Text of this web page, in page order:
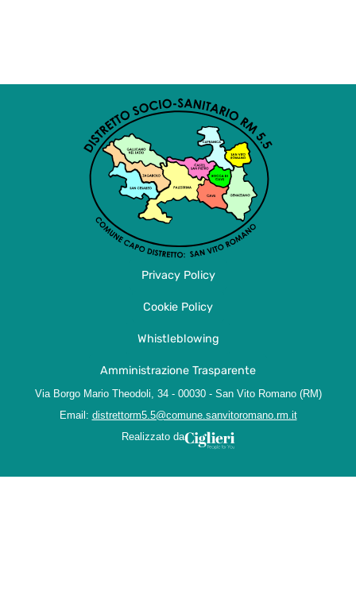
Privacy Policy
Cookie Policy
Whistleblowing
Amministrazione Trasparente
Via Borgo Mario Theodoli, 34 - 00030 - San Vito Romano (RM)
Email: distrettorm5.5@comune.sanvitoromano.rm.it
Realizzato da